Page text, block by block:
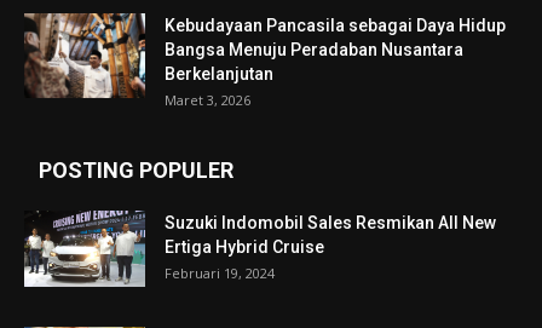
Kebudayaan Pancasila sebagai Daya Hidup
Bangsa Menuju Peradaban Nusantara
Berkelanjutan
Maret 3, 2026
POSTING POPULER
Suzuki Indomobil Sales Resmikan All New
Ertiga Hybrid Cruise
Februari 19, 2024